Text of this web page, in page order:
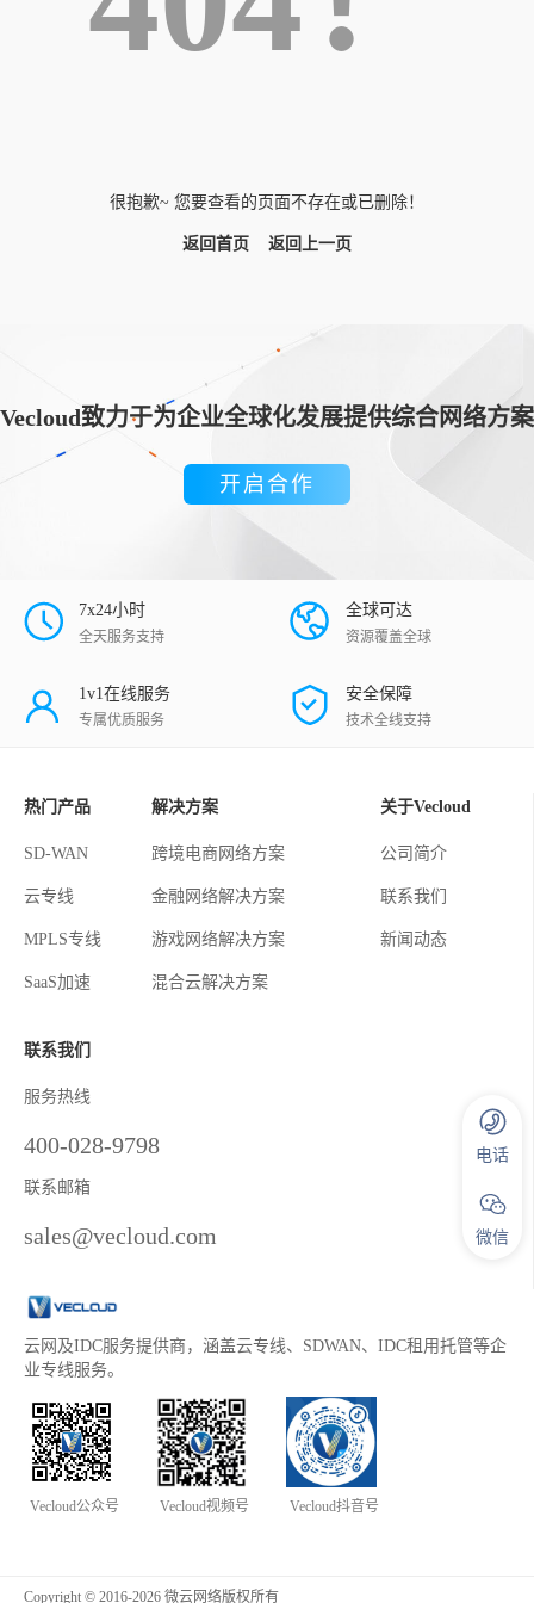
很抱歉~ 您要查看的页面不存在或已删除！
返回首页 返回上一页
Vecloud致力于为企业全球化发展提供综合网络方案
开启合作
7x24小时
全天服务支持
全球可达
资源覆盖全球
1v1在线服务
专属优质服务
安全保障
技术全线支持
热门产品
SD-WAN
云专线
MPLS专线
SaaS加速
解决方案
跨境电商网络方案
金融网络解决方案
游戏网络解决方案
混合云解决方案
关于Vecloud
公司简介
联系我们
新闻动态
联系我们
服务热线
400-028-9798
联系邮箱
sales@vecloud.com
云网及IDC服务提供商，涵盖云专线、SDWAN、IDC租用托管等企
业专线服务。
Vecloud公众号 Vecloud视频号 Vecloud抖音号
Copyright © 2016-2026 微云网络版权所有
电话
微信